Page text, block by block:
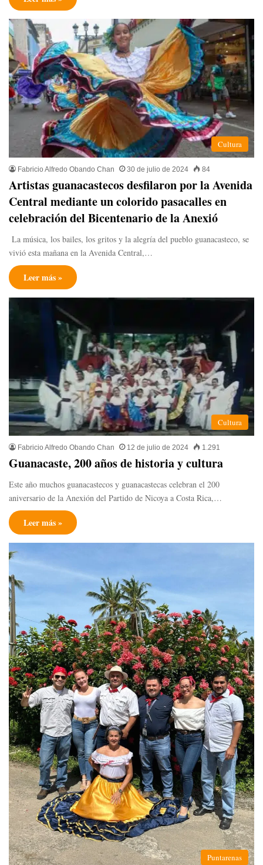
Cultura
Fabricio Alfredo Obando Chan 30 de julio de 2024 84
Artistas guanacastecos desfilaron por la Avenida
Central mediante un colorido pasacalles en
celebración del Bicentenario de la Anexió
La música, los bailes, los gritos y la alegría del pueblo guanacasteco, se
vivió esta mañana en la Avenida Central,…
Leer más »
Cultura
Fabricio Alfredo Obando Chan 12 de julio de 2024 1.291
Guanacaste, 200 años de historia y cultura
Este año muchos guanacastecos y guanacastecas celebran el 200
aniversario de la Anexión del Partido de Nicoya a Costa Rica,…
Leer más »
Puntarenas